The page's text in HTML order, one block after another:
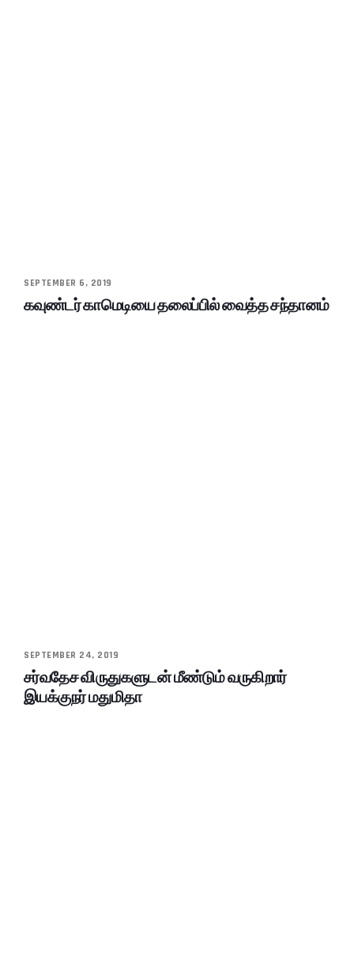
SEPTEMBER 6, 2019
கவுண்டர் காமெடியை தலைப்பில் வைத்த சந்தானம்
SEPTEMBER 24, 2019
சர்வதேச விருதுகளுடன் மீண்டும் வருகிறார்
இயக்குநர் மதுமிதா